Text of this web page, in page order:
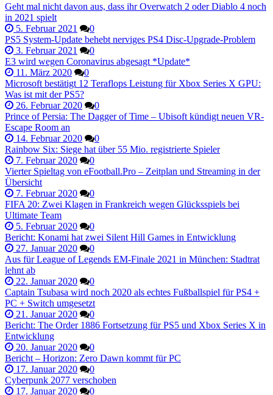
Geht mal nicht davon aus, dass ihr Overwatch 2 oder Diablo 4 noch
in 2021 spielt
5. Februar 2021
0
PS5 System-Update behebt nerviges PS4 Disc-Upgrade-Problem
3. Februar 2021
0
E3 wird wegen Coronavirus abgesagt *Update*
11. März 2020
0
Microsoft bestätigt 12 Teraflops Leistung für Xbox Series X GPU:
Was ist mit der PS5?
26. Februar 2020
0
Prince of Persia: The Dagger of Time – Ubisoft kündigt neuen VR-
Escape Room an
14. Februar 2020
0
Rainbow Six: Siege hat über 55 Mio. registrierte Spieler
7. Februar 2020
0
Vierter Spieltag von eFootball.Pro – Zeitplan und Streaming in der
Übersicht
7. Februar 2020
0
FIFA 20: Zwei Klagen in Frankreich wegen Glücksspiels bei
Ultimate Team
5. Februar 2020
0
Bericht: Konami hat zwei Silent Hill Games in Entwicklung
27. Januar 2020
0
Aus für League of Legends EM-Finale 2021 in München: Stadtrat
lehnt ab
22. Januar 2020
0
Captain Tsubasa wird noch 2020 als echtes Fußballspiel für PS4 +
PC + Switch umgesetzt
21. Januar 2020
0
Bericht: The Order 1886 Fortsetzung für PS5 und Xbox Series X in
Entwicklung
20. Januar 2020
0
Bericht – Horizon: Zero Dawn kommt für PC
17. Januar 2020
0
Cyberpunk 2077 verschoben
17. Januar 2020
0